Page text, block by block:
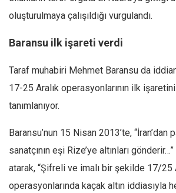
oluşturulmaya çalışıldığı vurgulandı.
Baransu ilk işareti verdi
Taraf muhabiri Mehmet Baransu da
17-25 Aralık operasyonlarının ilk
tanımlanıyor.
Baransu’nun 15 Nisan 2013’te, “İran’dan
sanatçının eşi Rize’ye altınları
atarak, “Şifreli ve imalı bir şekilde 17/25
operasyonlarında kaçak altın iddiasıyla